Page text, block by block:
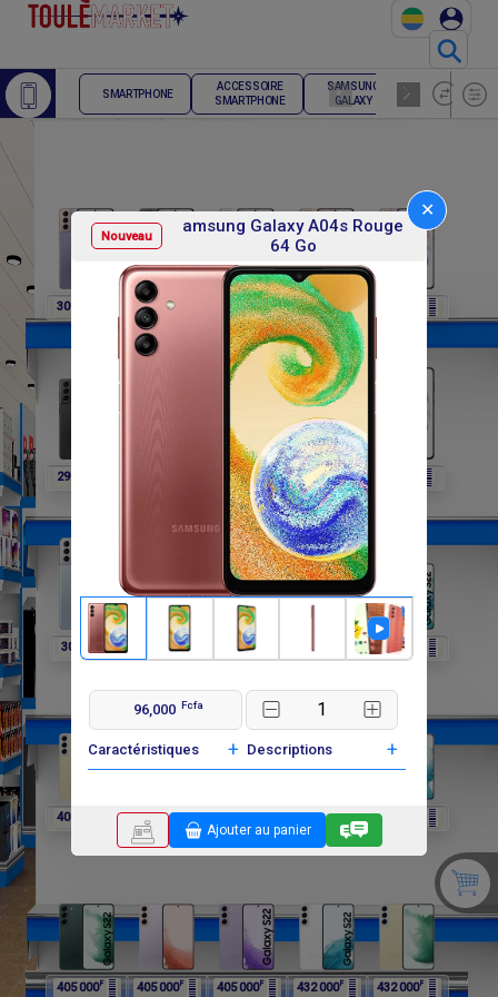
⚲
Nouveau
amsung Galaxy A04s Rouge
64 Go
✕
96,000 Fcfa
Caractéristiques + Descriptions +
Ajouter au panier
SMARTPHONE
ACCESSOIRE
SMARTPHONE
SAMSUNG
GALAXY
TELEPHONE
FIXE
307 800 307 800 307 800F 307 800
291 600 291 600F 302 400F
302 400 F 297 000F 297 000 405 000
405 000 405 000 F F 405 000F 405 000
405 000F 405 000F 405 000F 432 000F 432 000F